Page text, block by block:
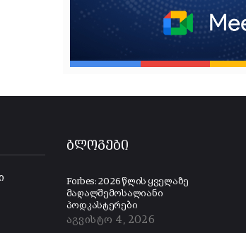
ბლოგები
Forbes: 2026 წლის ყველაზე
მაღალშემოსალიანი
პოდკასტერები
აგვისტო 4, 2026